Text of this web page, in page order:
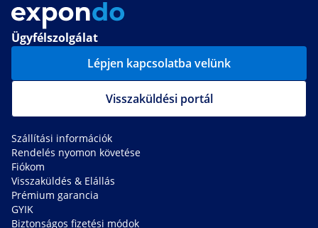
Ügyfélszolgálat
Lépjen kapcsolatba velünk
Visszaküldési portál
Szállítási információk
Rendelés nyomon követése
Fiókom
Visszaküldés & Elállás
Prémium garancia
GYIK
Biztonságos fizetési módok